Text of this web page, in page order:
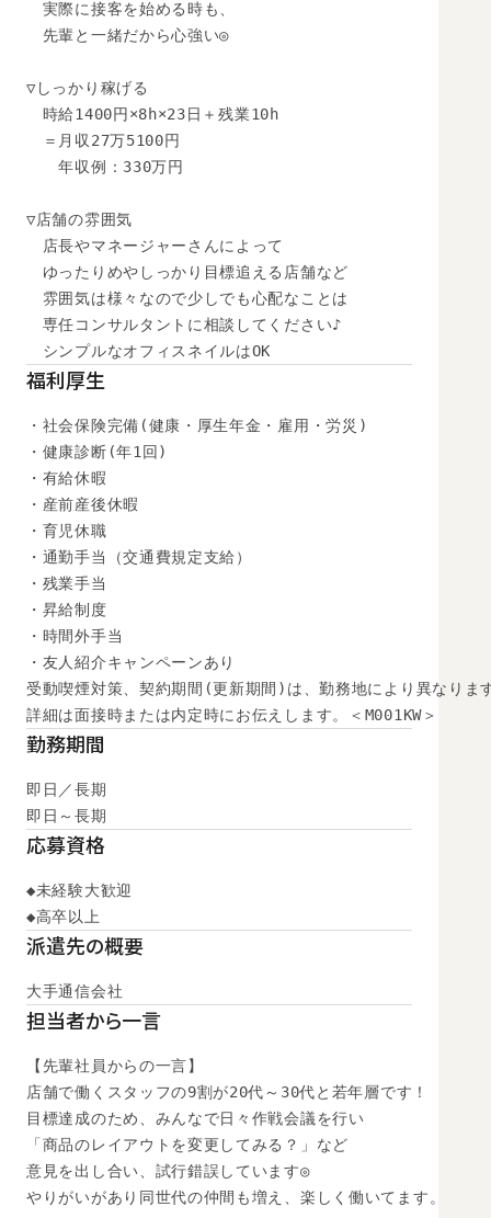
実際に接客を始める時も、
先輩と一緒だから心強い◎
▽しっかり稼げる
時給1400円×8h×23日＋残業10h
＝月収27万5100円
年収例：330万円
▽店舗の雰囲気
店長やマネージャーさんによって
ゆったりめやしっかり目標追える店舗など
雰囲気は様々なので少しでも心配なことは
専任コンサルタントに相談してください♪
シンプルなオフィスネイルはOK
福利厚生
・社会保険完備(健康・厚生年金・雇用・労災)
・健康診断(年1回)
・有給休暇
・産前産後休暇
・育児休職
・通勤手当（交通費規定支給）
・残業手当
・昇給制度
・時間外手当
・友人紹介キャンペーンあり
受動喫煙対策、契約期間(更新期間)は、勤務地により異なりま
詳細は面接時または内定時にお伝えします。＜M001KW＞
勤務期間
即日／長期
即日～長期
応募資格
◆未経験大歓迎
◆高卒以上
派遣先の概要
大手通信会社
担当者から一言
【先輩社員からの一言】
店舗で働くスタッフの9割が20代～30代と若年層です！
目標達成のため、みんなで日々作戦会議を行い
「商品のレイアウトを変更してみる？」など
意見を出し合い、試行錯誤しています◎
やりがいがあり同世代の仲間も増え、楽しく働いてます。